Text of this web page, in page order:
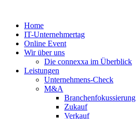
springenHome
IT-Unternehmertag
Online Event
Wir über uns
Die connexxa im Überblick
Leistungen
Unternehmens-Check
M&A
Branchenfokussierung
Zukauf
Verkauf